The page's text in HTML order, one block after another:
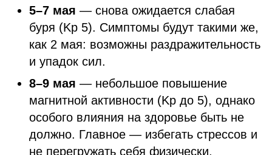
5–7 мая — снова ожидается слабая
буря (Kp 5). Симптомы будут такими же,
как 2 мая: возможны раздражительность
и упадок сил.
8–9 мая — небольшое повышение
магнитной активности (Kp до 5), однако
особого влияния на здоровье быть не
должно. Главное — избегать стрессов и
не перегружать себя физически.